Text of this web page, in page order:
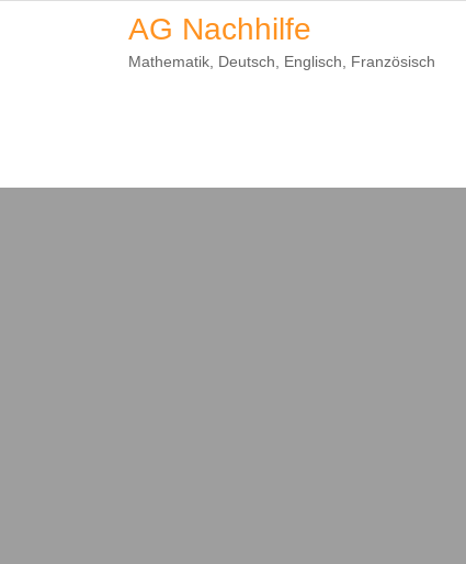
AG Nachhilfe
Mathematik, Deutsch, Englisch, Französisch